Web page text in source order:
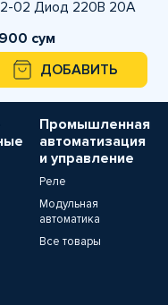
02 Диод 220В 20A
сум
ДОБАВИТЬ
Промышленная
автоматизация
и управление
Реле
Модульная
автоматика
Все товары